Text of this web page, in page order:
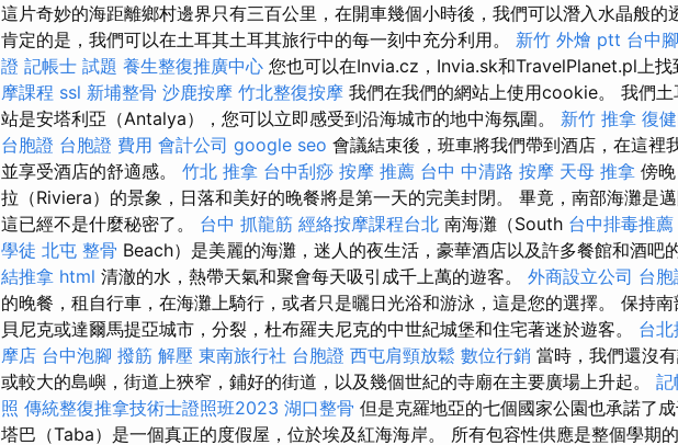
這片奇妙的海距離鄉村邊界只有三百公里，在開車幾個小時後，我們可以潛入水晶般的
肯定的是，我們可以在土耳其土耳其旅行中的每一刻中充分利用。 新竹 外燴 ptt 台中
證 記帳士 試題 養生整復推廣中心 您也可以在Invia.cz，Invia.sk和TravelPlanet.pl上找
摩課程 ssl 新埔整骨 沙鹿按摩 竹北整復按摩 我們在我們的網站上使用cookie。 我們土
站是安塔利亞（Antalya），您可以立即感受到沿海城市的地中海氛圍。 新竹 推拿 復
台胞證 台胞證 費用 會計公司 google seo 會議結束後，班車將我們帶到酒店，在這裡
並享受酒店的舒適感。 竹北 推拿 台中刮痧 按摩 推薦 台中 中清路 按摩 天母 推拿 傍
拉（Riviera）的景象，日落和美好的晚餐將是第一天的完美封閉。 畢竟，南部海灘是邁
這已經不是什麼秘密了。 台中 抓龍筋 經絡按摩課程台北 南海灘（South 台中排毒推薦
學徒 北屯 整骨 Beach）是美麗的海灘，迷人的夜生活，豪華酒店以及許多餐館和酒吧
結推拿 html 清澈的水，熱帶天氣和聚會每天吸引成千上萬的遊客。 外商設立公司 台
的晚餐，租自行車，在海灘上騎行，或者只是曬日光浴和游泳，這是您的選擇。 保持
貝尼克或達爾馬提亞城市，分裂，杜布羅夫尼克的中世紀城堡和住宅著迷於遊客。 台
摩店 台中泡腳 撥筋 解壓 東南旅行社 台胞證 西屯肩頸放鬆 數位行銷 當時，我們還沒
或較大的島嶼，街道上狹窄，鋪好的街道，以及幾個世紀的寺廟在主要廣場上升起。 記
照 傳統整復推拿技術士證照班2023 湖口整骨 但是克羅地亞的七個國家公園也承諾了成
塔巴（Taba）是一個真正的度假屋，位於埃及紅海海岸。 所有包容性供應是整個學期